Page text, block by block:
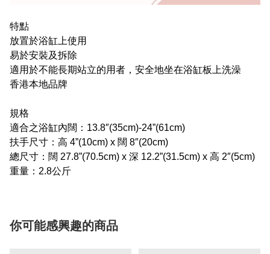
特點
放置於浴缸上使用
易於安裝及拆除
適用於不能長期站立的用者，安全地坐在浴缸板上洗澡
香港本地品牌
規格
適合之浴缸內闊：13.8″(35cm)-24”(61cm)
扶手尺寸：高 4”(10cm) x 闊 8″(20cm)
總尺寸：闊 27.8”(70.5cm) x 深 12.2”(31.5cm) x 高 2″(5cm)
重量：2.8公斤
你可能感興趣的商品